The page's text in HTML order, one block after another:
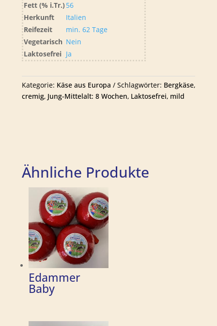
Fett (% i.Tr.) 56
Herkunft
Italien
Reifezeit
min. 62 Tage
Vegetarisch Nein
Laktosefrei Ja
Kategorie: Käse aus Europa Schlagwörter: Bergkäse,
cremig, Jung-Mittelalt: 8 Wochen, Laktosefrei, mild
Ähnliche Produkte
Edammer
Baby